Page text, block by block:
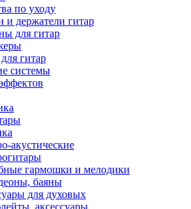
по уходу
и держатели гитар
для гитар
гитар
системы
акустические
гармошки и мелодики
баяны
для духовых
аксессуары